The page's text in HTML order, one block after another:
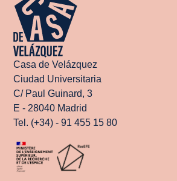
Casa de Velázquez
Ciudad Universitaria
C/ Paul Guinard, 3
E - 28040 Madrid
Tel. (+34) - 91 455 15 80